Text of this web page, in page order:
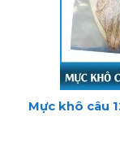
Mực khô câu